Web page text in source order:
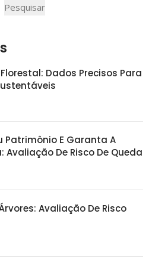
Pesquisar
Dados Precisos Para
Patrimônio E Garanta A
Avaliação De Risco De Queda
Avaliação De Risco